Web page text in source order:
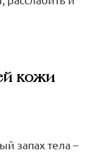
кожи
запах тела –